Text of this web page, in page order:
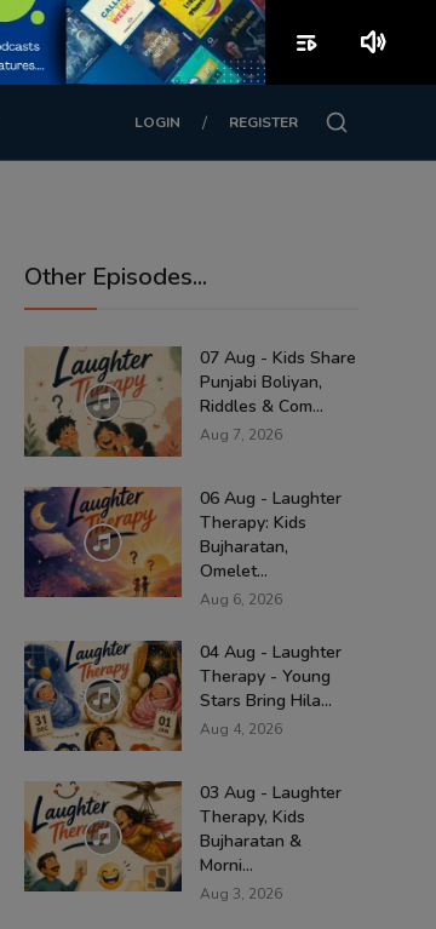
LOGIN / REGISTER
Other Episodes...
07 Aug - Kids Share
Punjabi Boliyan,
Riddles & Com...
Aug 7, 2026
06 Aug - Laughter
Therapy: Kids
Bujharatan,
Omelet...
Aug 6, 2026
04 Aug - Laughter
Therapy - Young
Stars Bring Hila...
Aug 4, 2026
03 Aug - Laughter
Therapy, Kids
Bujharatan &
Morni...
Aug 3, 2026
playlist_play volume_up